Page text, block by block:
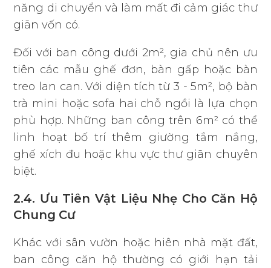
năng di chuyển và làm mất đi cảm giác thư
giãn vốn có.
Đối với ban công dưới 2m², gia chủ nên ưu
tiên các mẫu ghế đơn, bàn gấp hoặc bàn
treo lan can. Với diện tích từ 3 - 5m², bộ bàn
trà mini hoặc sofa hai chỗ ngồi là lựa chọn
phù hợp. Những ban công trên 6m² có thể
linh hoạt bố trí thêm giường tắm nắng,
ghế xích đu hoặc khu vực thư giãn chuyên
biệt.
2.4. Ưu Tiên Vật Liệu Nhẹ Cho Căn Hộ
Chung Cư
Khác với sân vườn hoặc hiên nhà mặt đất,
ban công căn hộ thường có giới hạn tải